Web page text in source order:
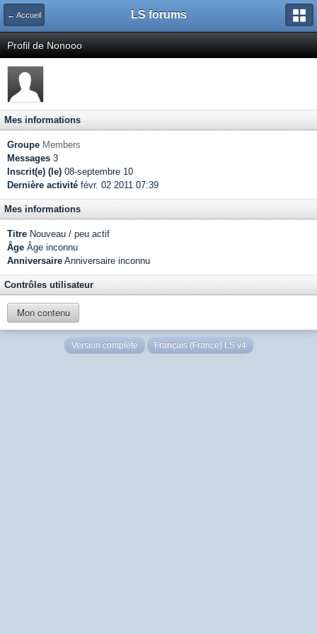
← Accueil LS forums
Profil de Nonooo
Mes informations
Groupe Members
Messages 3
Inscrit(e) (le) 08-septembre 10
Dernière activité févr. 02 2011 07:39
Mes informations
Titre Nouveau / peu actif
Âge Âge inconnu
Anniversaire Anniversaire inconnu
Contrôles utilisateur
Mon contenu
Version complète Français (France) LS v4